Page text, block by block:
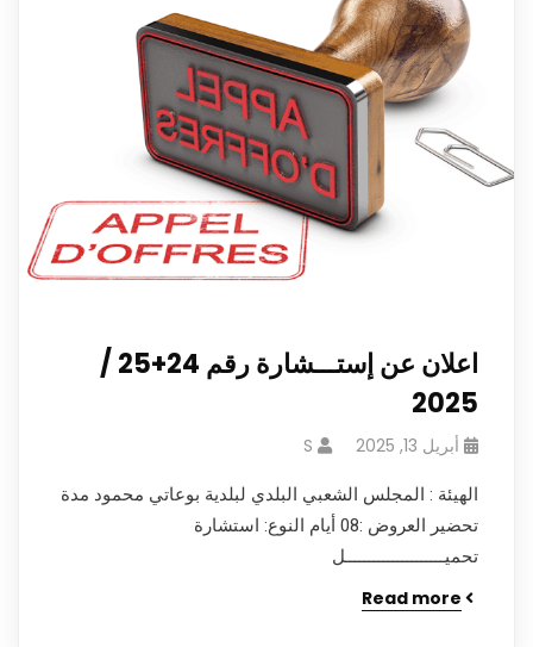
اعلان عن إستـــشارة رقم 24+25 /
2025
أبريل 13, 2025 S
الهيئة : المجلس الشعبي البلدي لبلدية بوعاتي محمود مدة
تحضير العروض :08 أيام النوع: استشارة
تحميـــــــــــــــــــــل
Read more